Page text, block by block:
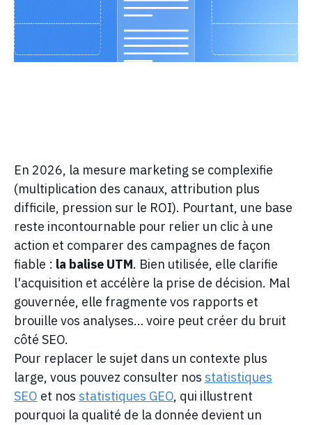
En 2026, la mesure marketing se complexifie
(multiplication des canaux, attribution plus
difficile, pression sur le ROI). Pourtant, une base
reste incontournable pour relier un clic à une
action et comparer des campagnes de façon
fiable : la balise UTM. Bien utilisée, elle clarifie
l'acquisition et accélère la prise de décision. Mal
gouvernée, elle fragmente vos rapports et
brouille vos analyses… voire peut créer du bruit
côté SEO.
Pour replacer le sujet dans un contexte plus
large, vous pouvez consulter nos statistiques
SEO et nos statistiques GEO, qui illustrent
pourquoi la qualité de la donnée devient un